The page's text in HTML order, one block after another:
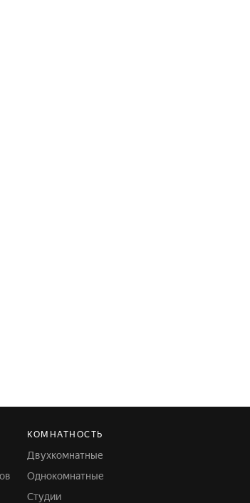
КОМНАТНОСТЬ
Двухкомнатные
Однокомнатные
Студии